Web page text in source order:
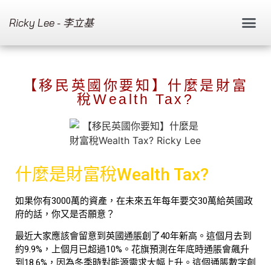
Ricky Lee - 李立基
【移民英國你要知】什麼是財富
稅Wealth Tax?
什麼是財富稅Wealth Tax?
如果你有3000萬的資產，在未來五年每年要交30萬給英國政
府的話，你又是否願意？
最近大家應該會留意到英國通脹創了40年新高。這個月去到
約9.9%，上個月已超過10%。花旗預測在年底時通脹會飆升
到18.6%，因為冬季時對能源需求大幅上升。這個通脹數字創